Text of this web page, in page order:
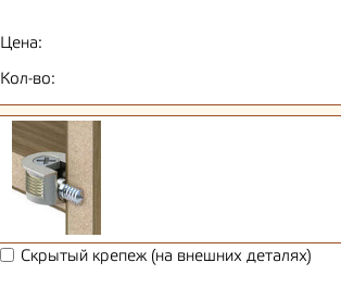
Цена:
Кол-во:
Скрытый крепеж (на внешних деталях)